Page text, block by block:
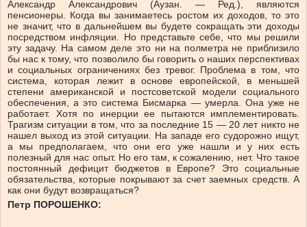
Александр Александрович (Аузан. — Ред.), являются
пенсионеры. Когда вы занимаетесь ростом их доходов, то это
не значит, что в дальнейшем вы будете сокращать эти доходы
посредством инфляции. Но представьте себе, что мы решили
эту задачу. На самом деле это ни на полметра не приблизило
бы нас к тому, что позволило бы говорить о наших перспективах
и социальных ограничениях без тревог. Проблема в том, что
система, которая лежит в основе европейской, в меньшей
степени американской и постсоветской модели социального
обеспечения, а это система Бисмарка — умерла. Она уже не
работает. Хотя по инерции ее пытаются имплементировать.
Трагизм ситуации в том, что за последние 15 — 20 лет никто не
нашел выход из этой ситуации. На западе его судорожно ищут,
а мы предполагаем, что они его уже нашли и у них есть
полезный для нас опыт. Но его там, к сожалению, нет. Что такое
постоянный дефицит бюджетов в Европе? Это социальные
обязательства, которые покрывают за счет заемных средств. А
как они будут возвращаться?
Петр ПОРОШЕНКО: